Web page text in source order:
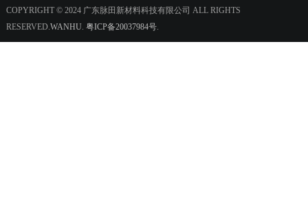
COPYRIGHT © 2024 广东脉田新材料科技有限公司 ALL RIGHTS
RESERVED.WANHU. 粤ICP备20037984号.